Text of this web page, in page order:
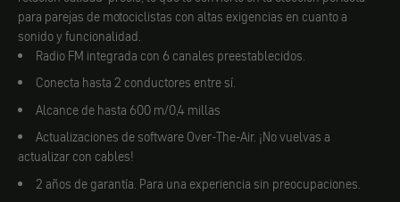
para parejas de motociclistas con altas exigencias en cuanto a
sonido y funcionalidad.
Radio FM integrada con 6 canales preestablecidos.
Conecta hasta 2 conductores entre sí.
Alcance de hasta 600 m/0,4 millas
Actualizaciones de software Over-The-Air. ¡No vuelvas a
actualizar con cables!
2 años de garantía. Para una experiencia sin preocupaciones.